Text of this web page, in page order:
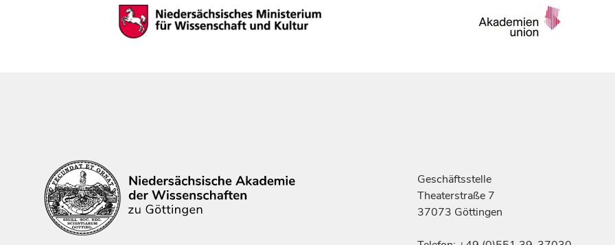
Geschäftsstelle
Theaterstraße 7
37073 Göttingen